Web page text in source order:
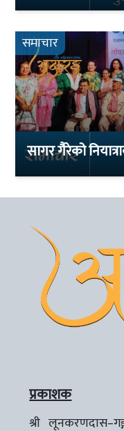
समाचार
सागर गैरेको
प्रकाशक
श्री